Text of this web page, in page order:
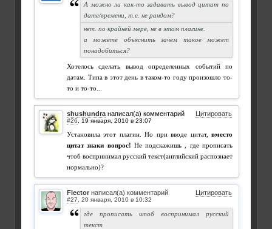
А можно ли как-то задавать вывод цитат по
дате/времени, т.е. не рандом?
нет. по крайней мере, не в этом плагине.
а можете объяснить зачем такое может
понадобиться?
Хотелось сделать вывод определенных событий по
датам. Типа в этот день в таком-то году произошло то-
то и то-то...
shushundra написал(а) комментарий Цитировать
#26
Установила этот плагин. Но при вводе цитат, вместо
цитат знаки вопрос! Не подскажишь , где прописать
чтоб воспринимал русский текст(английский распознает
нормально)?
Flector написал(а) комментарий Цитировать
#27
где прописать чтоб воспринимал русский
текст